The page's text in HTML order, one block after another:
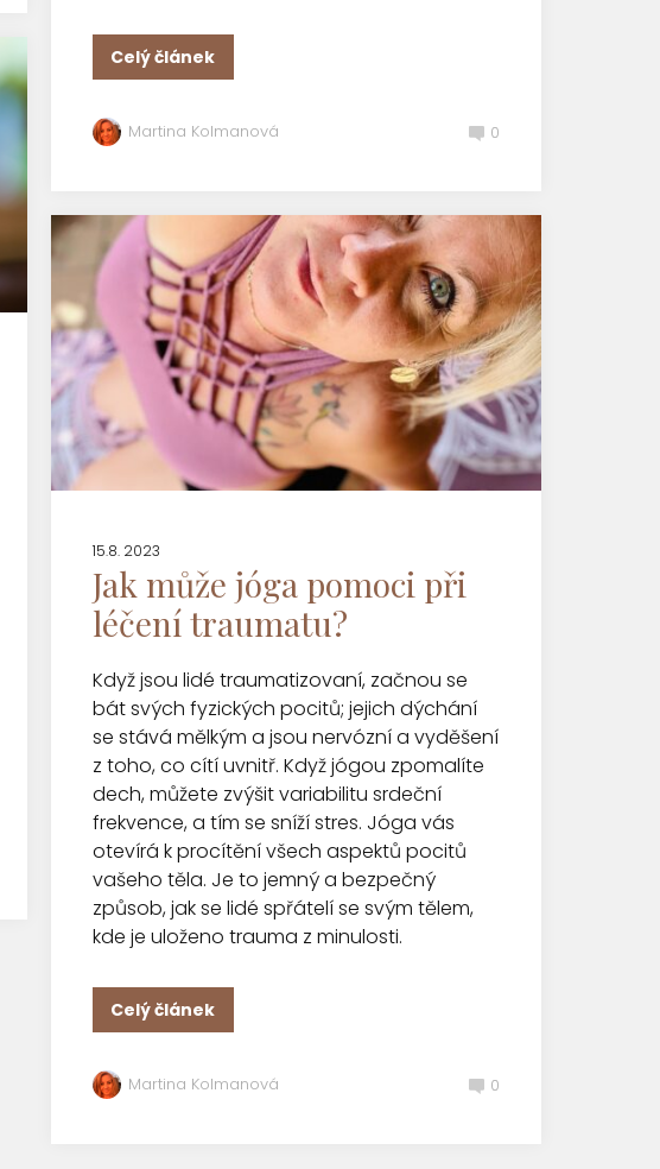
Celý článek
Martina Kolmanová 0
15.8. 2023
Jak může jóga pomoci při
léčení traumatu?
Když jsou lidé traumatizovaní, začnou se
bát svých fyzických pocitů; jejich dýchání
se stává mělkým a jsou nervózní a vyděšení
z toho, co cítí uvnitř. Když jógou zpomalíte
dech, můžete zvýšit variabilitu srdeční
frekvence, a tím se sníží stres. Jóga vás
otevírá k procítění všech aspektů pocitů
vašeho těla. Je to jemný a bezpečný
způsob, jak se lidé spřátelí se svým tělem,
kde je uloženo trauma z minulosti.
Celý článek
Martina Kolmanová 0